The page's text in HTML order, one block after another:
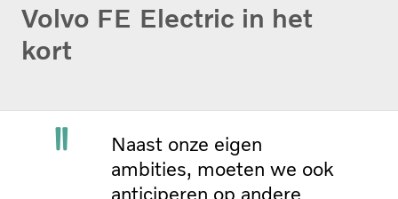
Volvo FE Electric in het
kort
Naast onze eigen
ambities, moeten we ook
anticiperen op andere